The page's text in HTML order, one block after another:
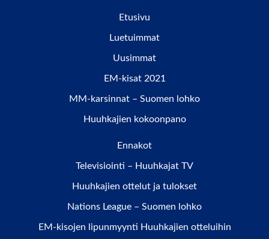
Etusivu
Luetuimmat
Uusimmat
EM-kisat 2021
MM-karsinnat – Suomen lohko
Huuhkajien kokoonpano
Ennakot
Televisiointi – Huuhkajat TV
Huuhkajien ottelut ja tulokset
Nations League – Suomen lohko
EM-kisojen lipunmyynti Huuhkajien otteluihin